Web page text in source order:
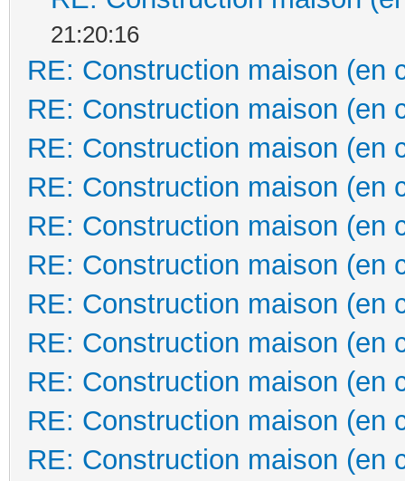
21:20:16
RE: Construction maison (en
RE: Construction maison (en
RE: Construction maison (en
RE: Construction maison (en
RE: Construction maison (en
RE: Construction maison (en
RE: Construction maison (en
RE: Construction maison (en
RE: Construction maison (en
RE: Construction maison (en
RE: Construction maison (en